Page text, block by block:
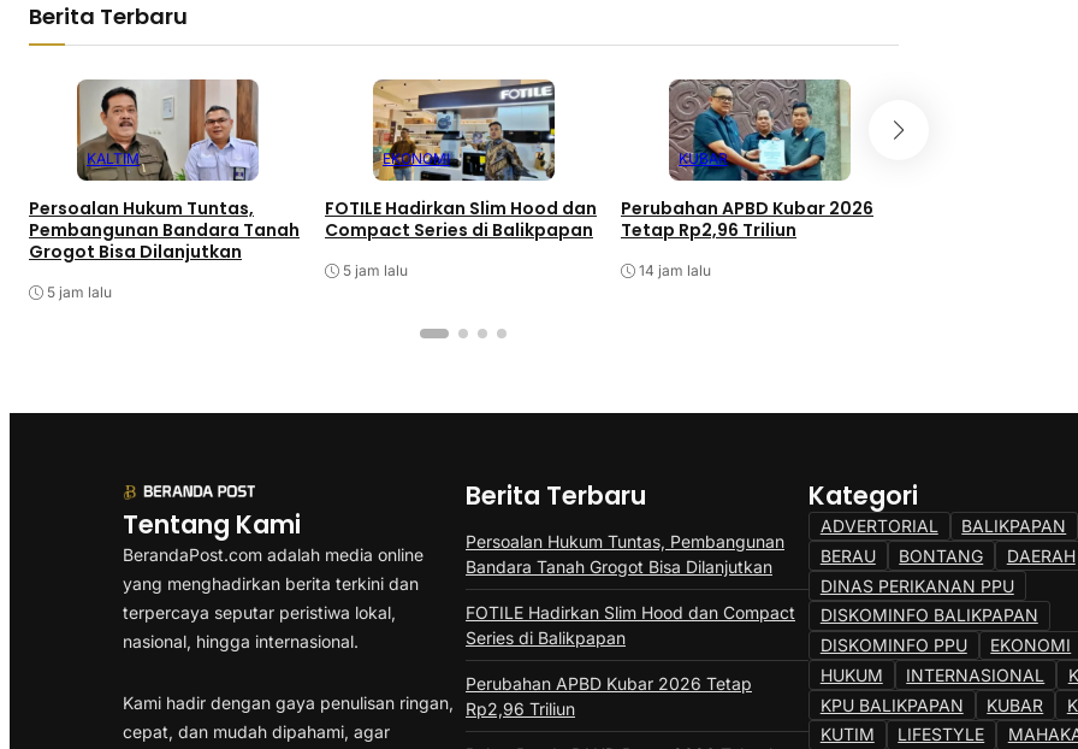
Berita Terbaru
KALTIM
Persoalan Hukum Tuntas,
Pembangunan Bandara Tanah
Grogot Bisa Dilanjutkan
5 jam lalu
EKONOMI
FOTILE Hadirkan Slim Hood dan
Compact Series di Balikpapan
5 jam lalu
KUBAR
Perubahan APBD Kubar 2026
Tetap Rp2,96 Triliun
14 jam lalu
Tentang Kami
BerandaPost.com adalah media online
yang menghadirkan berita terkini dan
terpercaya seputar peristiwa lokal,
nasional, hingga internasional.
Kami hadir dengan gaya penulisan ringan,
cepat, dan mudah dipahami, agar
Berita Terbaru
Persoalan Hukum Tuntas, Pembangunan
Bandara Tanah Grogot Bisa Dilanjutkan
FOTILE Hadirkan Slim Hood dan Compact
Series di Balikpapan
Perubahan APBD Kubar 2026 Tetap
Rp2,96 Triliun
Kategori
ADVERTORIAL
BALIKPAPAN
BERAU
BONTANG
DAERAH
DINAS PERIKANAN PPU
DISKOMINFO BALIKPAPAN
DISKOMINFO PPU
EKONOMI
HUKUM
INTERNASIONAL
KPU BALIKPAPAN
KUBAR
KUTIM
LIFESTYLE